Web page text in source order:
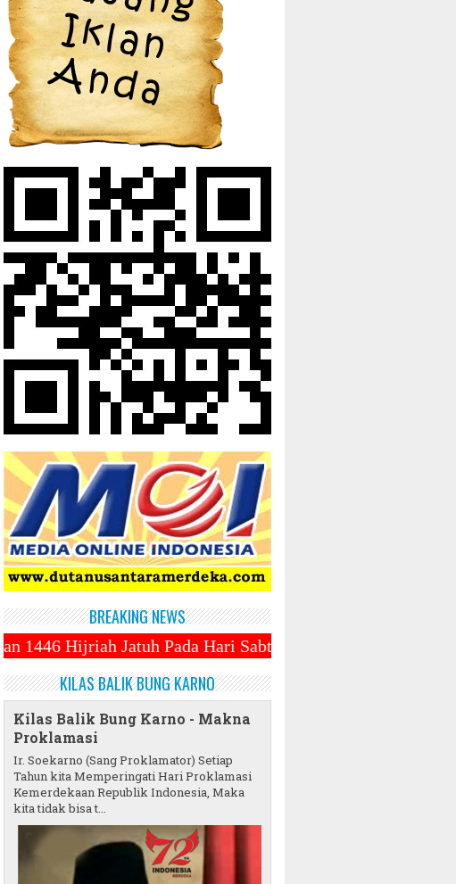
BREAKING NEWS
Jatuh Pada Hari Sabtu 1 Maret 2025 ~||~ 1 Syawal Jatuh
KILAS BALIK BUNG KARNO
Kilas Balik Bung Karno - Makna
Proklamasi
Ir. Soekarno (Sang Proklamator) Setiap
Tahun kita Memperingati Hari Proklamasi
Kemerdekaan Republik Indonesia, Maka
kita tidak bisa t...